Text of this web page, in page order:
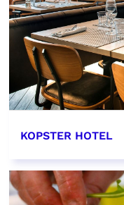
KOPSTER HOTEL
EN SAVOIR PLUS